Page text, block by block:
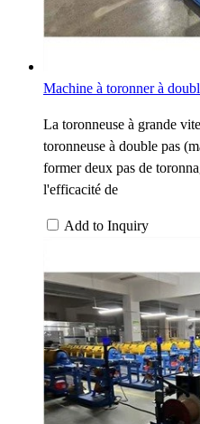
Machine à toronner à
La toronneuse à grande
toronneuse à double pas
former deux pas de
l'efficacité de
Add to Inquiry